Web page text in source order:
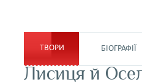
ТВОРИ БІОГРАФІЇ
Лисиця й